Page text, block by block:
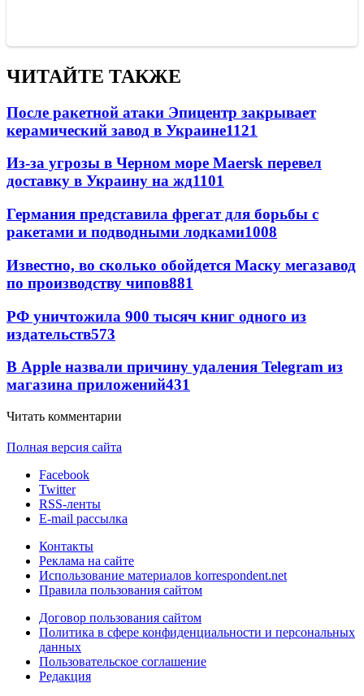
ЧИТАЙТЕ ТАКЖЕ
После ракетной атаки Эпицентр закрывает
керамический завод в Украине1121
Из-за угрозы в Черном море Maersk перевел
доставку в Украину на жд1101
Германия представила фрегат для борьбы с
ракетами и подводными лодками1008
Известно, во сколько обойдется Маску мегазавод
по производству чипов881
РФ уничтожила 900 тысяч книг одного из
издательств573
В Apple назвали причину удаления Telegram из
магазина приложений431
Читать комментарии
Полная версия сайта
Facebook
Twitter
RSS-ленты
E-mail рассылка
Контакты
Реклама на сайте
Использование материалов korrespondent.net
Правила пользования сайтом
Договор пользования сайтом
Политика в сфере конфиденциальности и персональных
данных
Пользовательское соглашение
Редакция